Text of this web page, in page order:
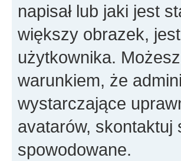
napisał lub jaki jest
większy obrazek,
użytkownika.
warunkiem, że
wystarczające
avatarów, skontaktuj
spowodowane.